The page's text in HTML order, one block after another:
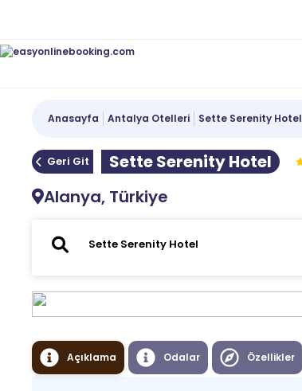
Anasayfa Antalya Otelleri Sette Serenity Hotel
Geri Git
Sette Serenity Hotel
Alanya, Türkiye
Açıklama Odalar Özellikler